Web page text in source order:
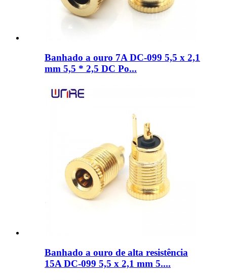
Banhado a ouro 7A DC-099 5,5 x 2,1
mm 5,5 * 2,5 DC Po...
Banhado a ouro de alta resistência
15A DC-099 5,5 x 2,1 mm 5....